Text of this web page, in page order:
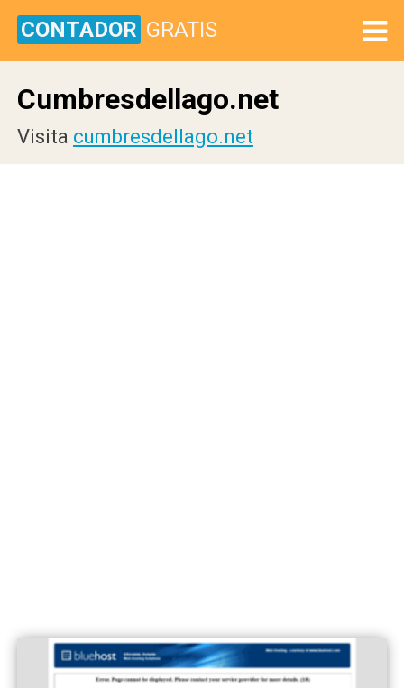
CONTADOR GRATIS
Cumbresdellago.net
Visita cumbresdellago.net